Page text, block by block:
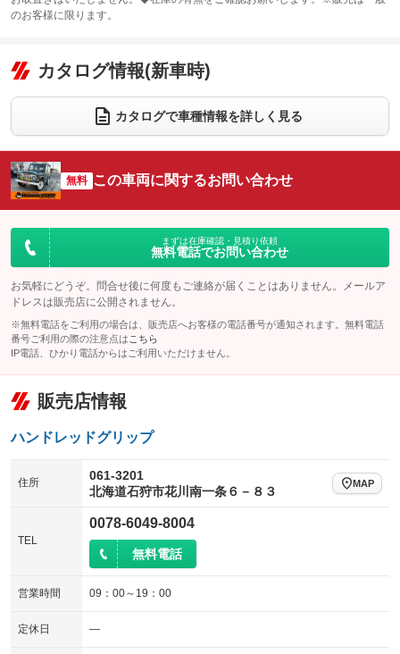
サンルーフ
：装備なし ABS
リフトアップ
：装備なし
ダウンヒルアシストコントロール
パワーウィンドウ
：装備なし ：装備なし
アイドリングストップ
：装備なし
USB入力端子
：装備なし Bluetooth接続
：装備なし ：装備なし
センターデフロック
：装備なし
レンタカーアップ
：装備なし 展示・試乗車
：装備なし
：装備なし
TV
：装備なし
ビジュアル
：装備なし
革シート
：装備なし ハーフレザーシート
：装備なし
キーレス
：装備なし ：装備なし
HID(キセノンライト)
：装備なし
バックカメラ
：装備なし ETC
エアロ
：装備なし スマートキー
ローダウン
：装備なし ランフラットタイヤ
：装備なし
パワーシート
：装備なし 3列シート
：装備なし
ベンチシート
：装備なし ：装備なし
：装備なし
ウォークスルー
電動リアゲート
：装備なし
サイドカメラ
：装備なし
エアサスペンション
のお客様に限ります。
カタログ情報(新車時)
カタログで車種情報を詳しく見る
無料 この車両に関するお問い合わせ
まずは在庫確認・見積り依頼
無料電話でお問い合わせ
お気軽にどうぞ。問合せ後に何度もご連絡が届くことはありません。メールア
ドレスは販売店に公開されません。
※無料電話をご利用の場合は、販売店へお客様の電話番号が通知されます。無料電話
番号ご利用の際の注意点は こちら
IP電話、ひかり電話からはご利用いただけません。
販売店情報
ハンドレッドグリップ
住所
061-3201
北海道石狩市花川南一条６－８３
MAP
TEL
0078-6049-8004
無料電話
営業時間 09：00～19：00
定休日 ―